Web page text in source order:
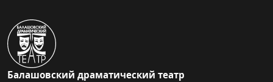
Балашовский драматический театр